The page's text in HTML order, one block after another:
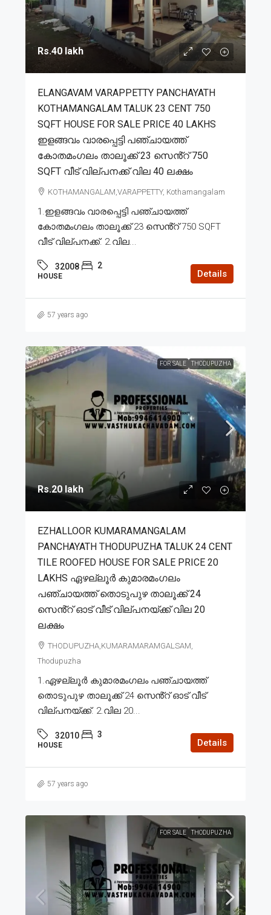
Rs.40 lakh
ELANGAVAM VARAPPETTY PANCHAYATH
KOTHAMANGALAM TALUK 23 CENT 750
SQFT HOUSE FOR SALE PRICE 40 LAKHS
ഇളങ്ങവം വാരപ്പെട്ടി പഞ്ചായത്ത്
കോതമംഗലം താലൂക്ക് 23 സെൻ്റ് 750
SQFT വീട് വില്പനക്ക് വില 40 ലക്ഷം
KOTHAMANGALAM,VARAPPETTY, Kothamangalam
1.ഇളങ്ങവം വാരപ്പെട്ടി പഞ്ചായത്ത്
കോതമംഗലം താലൂക്ക് 23 സെൻ്റ് 750 SQFT
വീട് വില്പനക്ക്. 2.വില...
32008 2
HOUSE Details
57 years ago
FOR SALE THODUPUZHA
Rs.20 lakh
EZHALLOOR KUMARAMANGALAM
PANCHAYATH THODUPUZHA TALUK 24 CENT
TILE ROOFED HOUSE FOR SALE PRICE 20
LAKHS ഏഴല്ലൂർ കുമാരമംഗലം
പഞ്ചായത്ത് തൊടുപുഴ താലൂക്ക് 24
സെൻ്റ് ഓട് വീട് വില്പനയ്ക്ക് വില 20
ലക്ഷം
THODUPUZHA,KUMARAMARAMGALSAM,
Thodupuzha
1.ഏഴല്ലൂർ കുമാരമംഗലം പഞ്ചായത്ത്
തൊടുപുഴ താലൂക്ക് 24 സെൻ്റ് ഓട് വീട്
വില്പനയ്ക്ക്. 2.വില 20...
32010 3
HOUSE Details
57 years ago
FOR SALE THODUPUZHA